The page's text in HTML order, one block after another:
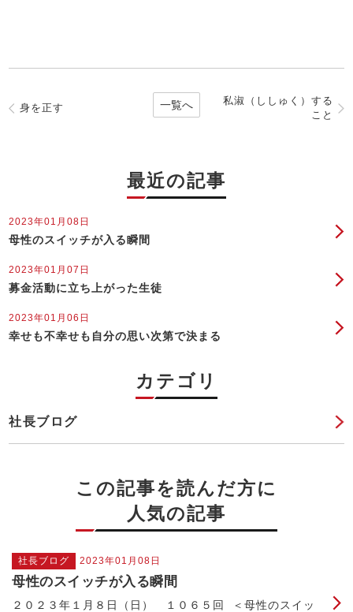
身を正す
私淑（ししゅく）する
こと
一覧へ
最近の記事
2023年01月08日
母性のスイッチが入る瞬間
2023年01月07日
募金活動に立ち上がった生徒
2023年01月06日
幸せも不幸せも自分の思い次第で決まる
カテゴリ
社長ブログ
この記事を読んだ方に
人気の記事
社長ブログ 2023年01月08日
母性のスイッチが入る瞬間
２０２３年１月８日（日） １０６５回 ＜母性のスイッ